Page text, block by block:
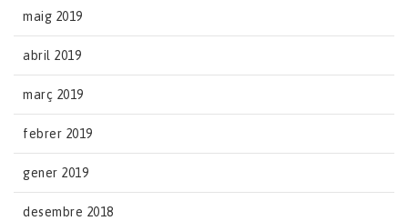
maig 2019
abril 2019
març 2019
febrer 2019
gener 2019
desembre 2018